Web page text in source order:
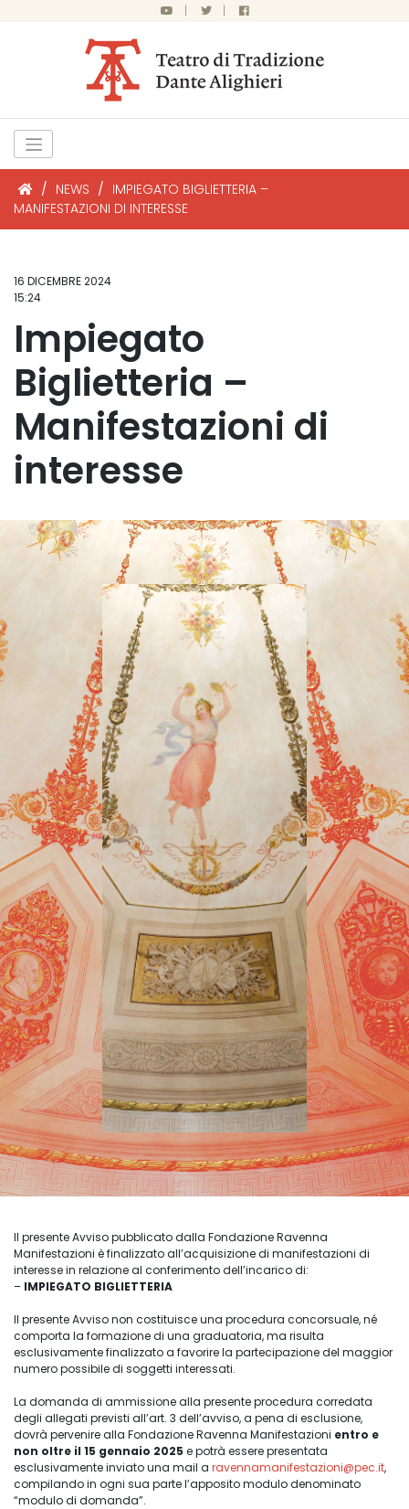
| |
/ NEWS / IMPIEGATO BIGLIETTERIA –
MANIFESTAZIONI DI INTERESSE
16 DICEMBRE 2024
15:24
Impiegato
Biglietteria –
Manifestazioni di
interesse
Il presente Avviso pubblicato dalla Fondazione Ravenna
Manifestazioni è finalizzato all’acquisizione di manifestazioni di
interesse in relazione al conferimento dell’incarico di:
– IMPIEGATO BIGLIETTERIA
Il presente Avviso non costituisce una procedura concorsuale, né
comporta la formazione di una graduatoria, ma risulta
esclusivamente finalizzato a favorire la partecipazione del maggior
numero possibile di soggetti interessati.
La domanda di ammissione alla presente procedura corredata
degli allegati previsti all’art. 3 dell’avviso, a pena di esclusione,
dovrà pervenire alla Fondazione Ravenna Manifestazioni entro e
non oltre il 15 gennaio 2025 e potrà essere presentata
esclusivamente inviato una mail a ravennamanifestazioni@pec.it,
compilando in ogni sua parte l’apposito modulo denominato
“modulo di domanda”.